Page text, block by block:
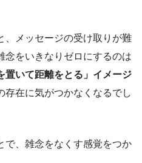
、メッセージの受け取りが難
念をいきなりゼロにするのは
置いて距離をとる」イメージ
存在に気がつかなくなるでし
で、雑念をなくす感覚をつか